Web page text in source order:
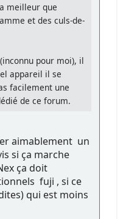
meilleur que
et des culs-de-
pour moi), il
appareil il se
facilement une
de ce forum.
aimablement un
si ça marche
ça doit
fuji , si ce
qui est moins